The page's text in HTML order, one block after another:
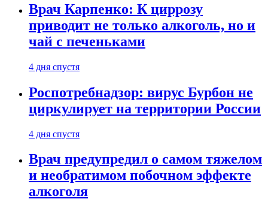
Врач Карпенко: К циррозу
приводит не только алкоголь, но и
чай с печеньками
4 дня спустя
Роспотребнадзор: вирус Бурбон не
циркулирует на территории России
4 дня спустя
Врач предупредил о самом тяжелом
и необратимом побочном эффекте
алкоголя